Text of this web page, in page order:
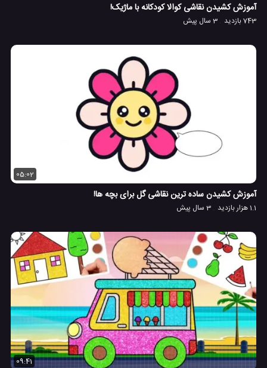
آموزش کشیدن نقاشی کوالا کودکانه با ماژیک!
743 بازدید 3 سال پیش
05:02
آموزش کشیدن ساده ترین نقاشی گل برای بچه ها!
1.1 هزار بازدید 3 سال پیش
09:41